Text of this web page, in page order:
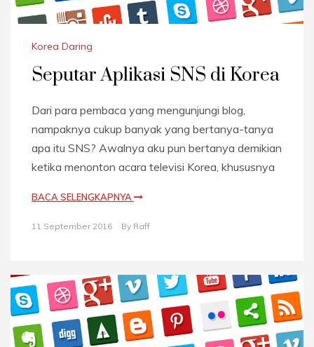
Korea Daring
Seputar Aplikasi SNS di Korea
Dari para pembaca yang mengunjungi blog,
nampaknya cukup banyak yang bertanya-tanya
apa itu SNS? Awalnya aku pun bertanya demikian
ketika menonton acara televisi Korea, khususnya
BACA SELENGKAPNYA
11 September 2016 By Raff